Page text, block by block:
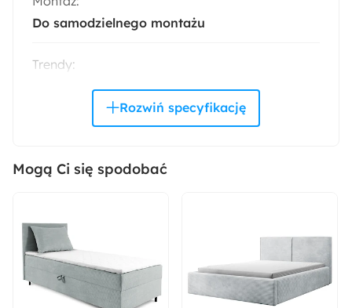
Do samodzielnego montażu
Trendy:
Tworzywo sztuczne
Czarny
Materiał ramy:
Drewno
Mogą Ci się spodobać